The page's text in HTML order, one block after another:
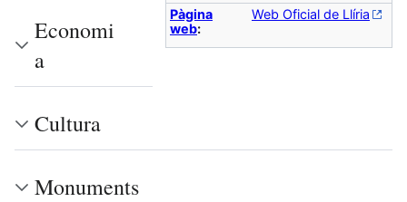
Pàgina
web:
Web Oficial de Llíria
Economi
a
Cultura
Monuments